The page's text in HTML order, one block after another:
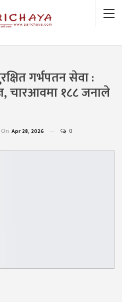
गर्भपतन सेवा :
चारआवमा १८८ जनाले
On Apr 28, 2026 0